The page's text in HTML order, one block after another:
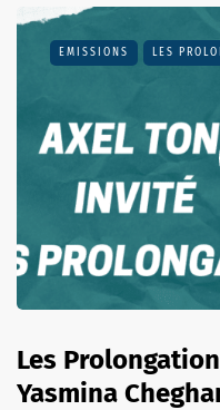
EMISSIONS LES
Les
Yasmina